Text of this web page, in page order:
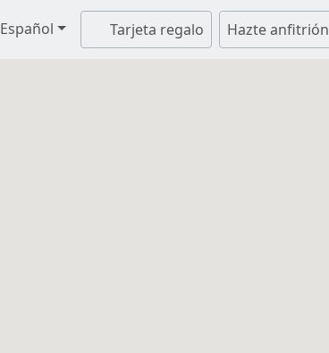
Español Tarjeta regalo Hazte anfitrión